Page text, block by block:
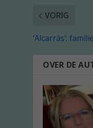
VORIG
‘Alcarràs’:
OVER DE